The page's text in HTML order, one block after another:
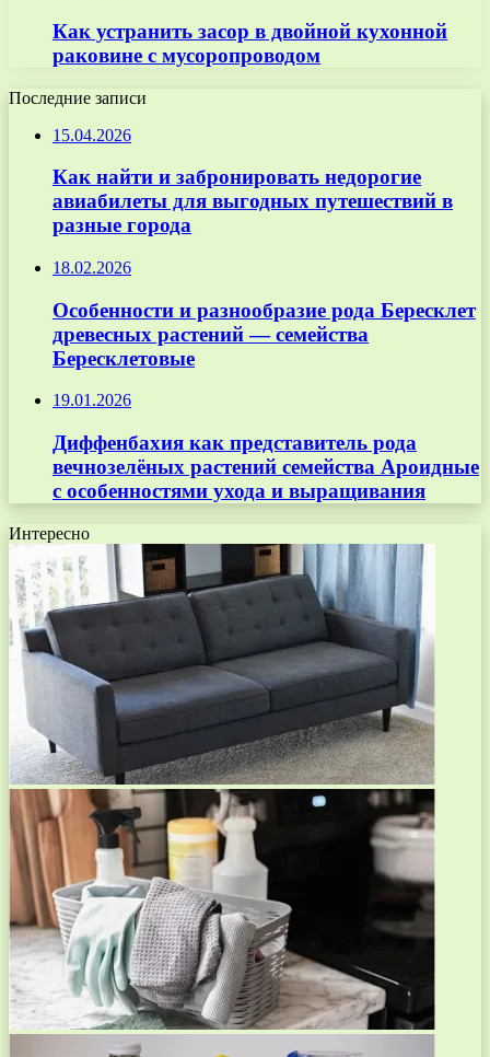
Как устранить засор в двойной кухонной
раковине с мусоропроводом
Последние записи
15.04.2026
Как найти и забронировать недорогие
авиабилеты для выгодных путешествий в
разные города
18.02.2026
Особенности и разнообразие рода Бересклет
древесных растений — семейства
Бересклетовые
19.01.2026
Диффенбахия как представитель рода
вечнозелёных растений семейства Ароидные
с особенностями ухода и выращивания
Интересно